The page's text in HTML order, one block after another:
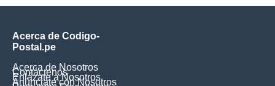
Acerca de Codigo-
Postal.pe
Acerca de Nosotros
Contáctenos
Enlázate a Nosotros
Anúnciate con Nosotros